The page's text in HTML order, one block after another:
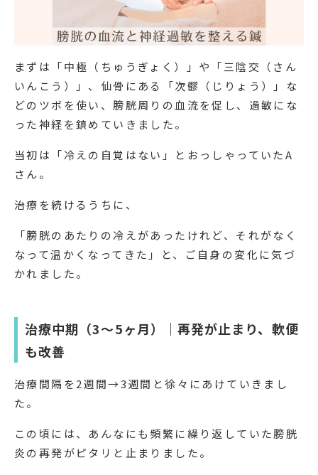
まずは「中極（ちゅうぎょく）」や「三陰交（さん
いんこう）」、仙骨にある「次髎（じりょう）」な
どのツボを使い、膀胱周りの血流を促し、過敏にな
った神経を鎮めていきました。
当初は「冷えの自覚はない」とおっしゃっていたA
さん。
治療を続けるうちに、
「膀胱のあたりの冷えがあったけれど、それがなく
なって温かくなってきた」と、ご自身の変化に気づ
かれました。
治療中期（3〜5ヶ月）｜再発が止まり、軟便
も改善
治療間隔を2週間→3週間と徐々にあけていきまし
た。
この頃には、あんなにも頻繁に繰り返していた膀胱
炎の再発がピタリと止まりました。